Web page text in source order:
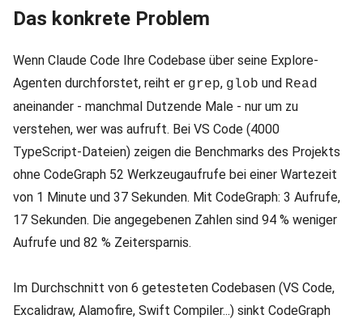
Das konkrete Problem
Wenn Claude Code Ihre Codebase über seine Explore-
Agenten durchforstet, reiht er grep, glob und Read
aneinander - manchmal Dutzende Male - nur um zu
verstehen, wer was aufruft. Bei VS Code (4000
TypeScript-Dateien) zeigen die Benchmarks des Projekts
ohne CodeGraph 52 Werkzeugaufrufe bei einer Wartezeit
von 1 Minute und 37 Sekunden. Mit CodeGraph: 3 Aufrufe,
17 Sekunden. Die angegebenen Zahlen sind 94 % weniger
Aufrufe und 82 % Zeitersparnis.
Im Durchschnitt von 6 getesteten Codebasen (VS Code,
Excalidraw, Alamofire, Swift Compiler...) sinkt CodeGraph